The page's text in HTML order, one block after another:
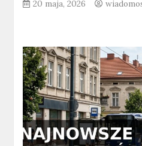
20 maja, 2026